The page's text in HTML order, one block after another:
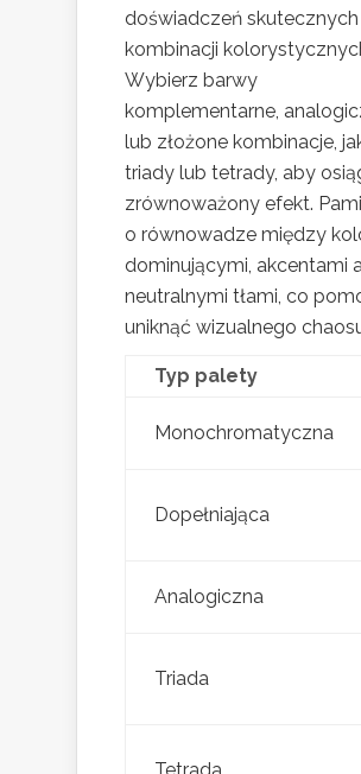
doświadczeń skutecznych
kombinacji
Wybierz barwy
komplementarne,
lub złożone kombinacje,
triady lub tetrady, aby
zrównoważony efekt.
o równowadze między
dominującymi, akcentami
neutralnymi tłami, co
uniknąć wizualnego
Typ palety
Monochromatyczna
Dopełniająca
Analogiczna
Triada